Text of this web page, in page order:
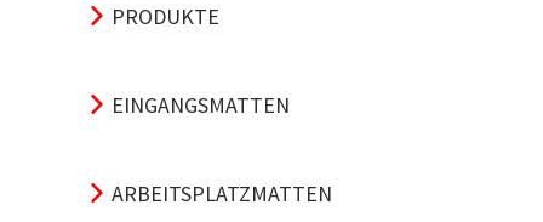
PRODUKTE
EINGANGSMATTEN
ARBEITSPLATZMATTEN